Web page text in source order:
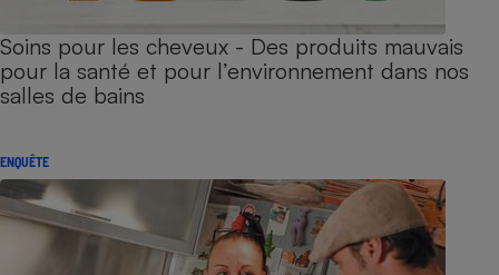
Soins pour les cheveux - Des produits mauvais
pour la santé et pour l’environnement dans nos
salles de bains
ENQUÊTE